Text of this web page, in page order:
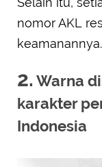
nomor AKL
keamanannya.
2. Warna
karakter
Indonesia